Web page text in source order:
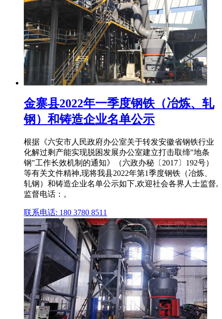
金寨县2022年一季度钢铁（冶炼、轧
钢）和铸造企业名单公示
根据《六安市人民政府办公室关于转发安徽省钢铁行业
化解过剩产能实现脱困发展办公室建立打击取缔"地条
钢"工作长效机制的通知》（六政办秘〔2017〕192号）
等有关文件精神,现将我县2022年第1季度钢铁（冶炼、
轧钢）和铸造企业名单公示如下,欢迎社会各界人士监督,
监督电话：。
联系电话: 180 3780 8511